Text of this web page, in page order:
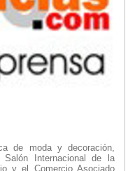
de moda y decoración,
Internacional de la
y el Comercio Asociado